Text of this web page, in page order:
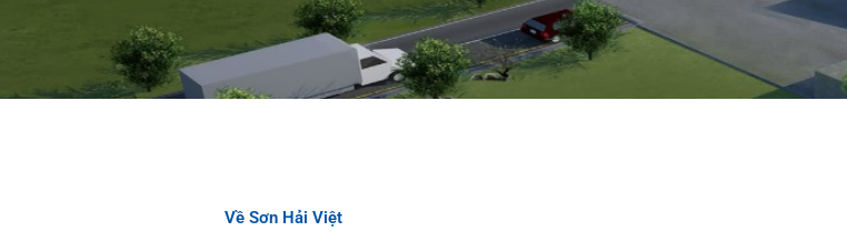
Về Sơn Hải Việt